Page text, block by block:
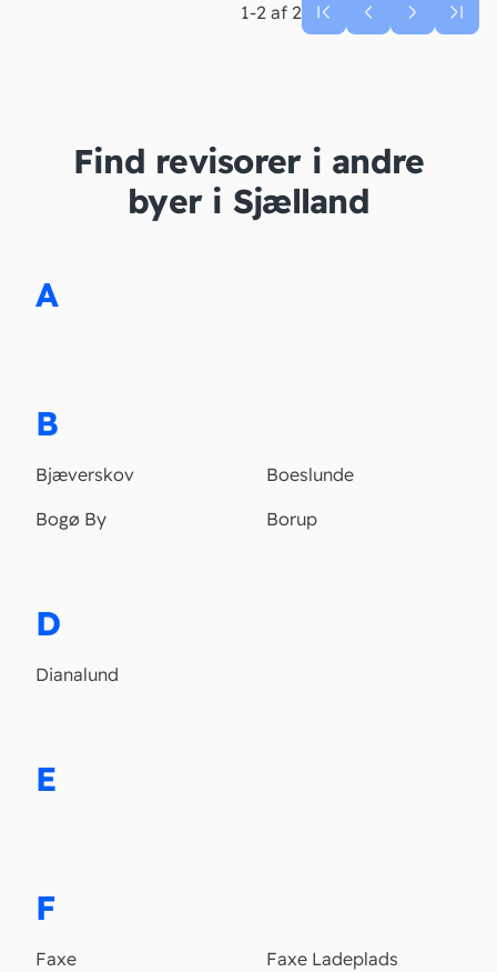
1-2 af 2
Find revisorer i andre
byer i Sjælland
A
B
Bjæverskov
Boeslunde
Bogø By
Borup
D
Dianalund
E
F
Faxe
Faxe Ladeplads